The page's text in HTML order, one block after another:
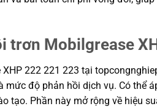
trơn Mobilgrease
222 221 223 tại
mức độ phản hồi dịch vụ. Có thể
tạo. Phần này mở rộng về hiệu